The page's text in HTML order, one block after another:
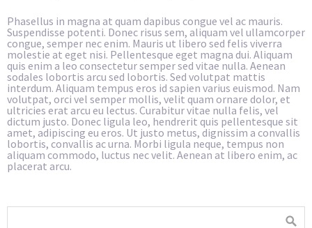
Phasellus in magna at quam dapibus congue vel ac mauris.
Suspendisse potenti. Donec risus sem, aliquam vel ullamcorper
congue, semper nec enim. Mauris ut libero sed felis viverra
molestie at eget nisi. Pellentesque eget magna dui. Aliquam
quis enim a leo consectetur semper sed vitae nulla. Aenean
sodales lobortis arcu sed lobortis. Sed volutpat mattis
interdum. Aliquam tempus eros id sapien varius euismod. Nam
volutpat, orci vel semper mollis, velit quam ornare dolor, et
ultricies erat arcu eu lectus. Curabitur vitae nulla felis, vel
dictum justo. Donec ligula leo, hendrerit quis pellentesque sit
amet, adipiscing eu eros. Ut justo metus, dignissim a convallis
lobortis, convallis ac urna. Morbi ligula neque, tempus non
aliquam commodo, luctus nec velit. Aenean at libero enim, ac
placerat arcu.